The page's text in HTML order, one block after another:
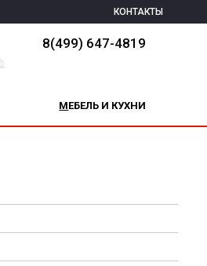
КОНТАКТЫ
8(499) 647-4819
МЕБЕЛЬ И КУХНИ